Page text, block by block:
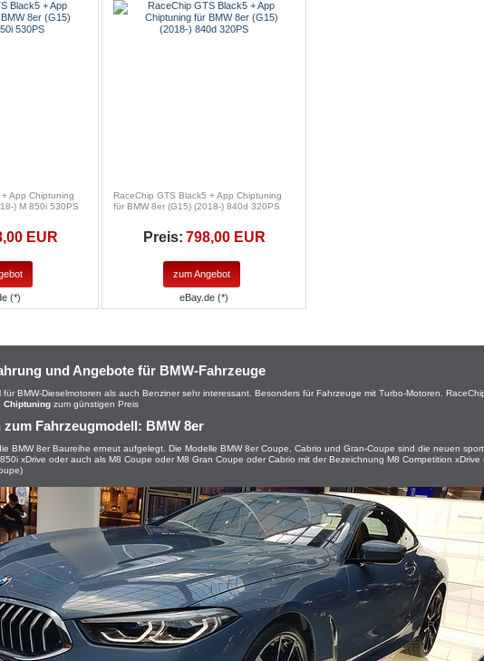
App Chiptuning
) M 850i 530PS
EUR
(*)
RaceChip GTS Black5 + App Chiptuning
für BMW 8er (G15) (2018-) 840d 320PS
Preis: 798,00 EUR
zum Angebot
eBay.de (*)
und Angebote für BMW-Fahrzeuge
für BMW-Dieselmotoren als auch Benziner sehr interessant. Besonders für Fahrzeuge mit Turbo-Motoren.
Chiptuning zum günstigen Preis
Fahrzeugmodell: BMW 8er
BMW 8er Baureihe erneut aufgelegt. Die Modelle BMW 8er Coupe, Cabrio und Gran-Coupe sind die neuen
xDrive oder auch als M8 Coupe oder M8 Gran Coupe oder Cabrio mit der Bezeichnung M8 Competition